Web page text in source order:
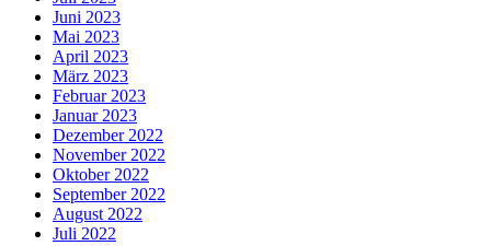
Juni 2023
Mai 2023
April 2023
März 2023
Februar 2023
Januar 2023
Dezember 2022
November 2022
Oktober 2022
September 2022
August 2022
Juli 2022